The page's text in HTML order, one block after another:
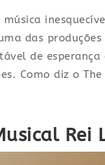
das
de
Como diz o
Rei